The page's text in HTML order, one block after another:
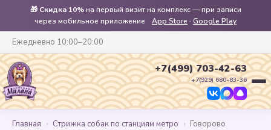
🎁 Скидка 10%на первый визит на комплекс — при записи
через мобильное приложение
App Store · Google Play
Ежедневно 10:00–20:00
+7(499) 703-42-63
+7(929) 680-83-36
Главная › Стрижка собак по станциям метро › Говорово